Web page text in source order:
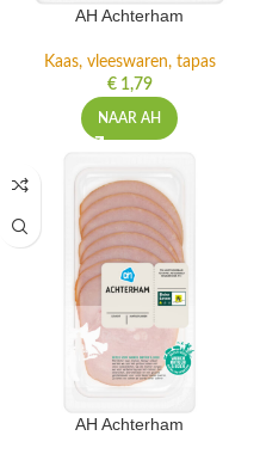
AH Achterham
Kaas, vleeswaren, tapas
€1,79
NAAR AH
AH Achterham